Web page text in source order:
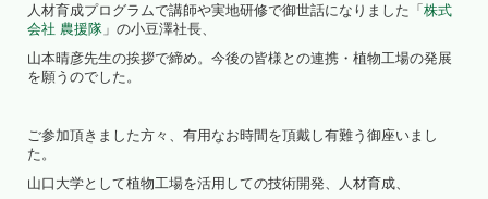
人材育成プログラムで講師や実地研修で御世話になりました「株式
会社 農援隊 」の小豆澤社長、
山本晴彦先生の挨拶で締め。今後の皆様との連携・植物工場の発展
を願うのでした。
ご参加頂きました方々、有用なお時間を頂戴し有難う御座いまし
た。
山口大学として植物工場を活用しての技術開発、人材育成、